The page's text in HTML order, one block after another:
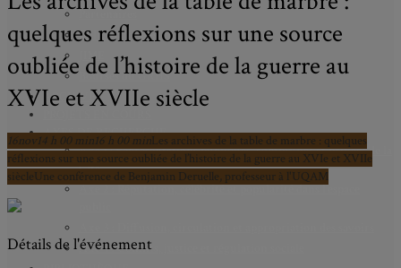
Partenaires
Bulletin trimestriel du GRHS
JIME
Bourses du GRHS
ARCHIVES
AXES DE RECHERCHE
Axe 1 : Représentations publiques, communes et privées de la
Cité
Axe 2 : Réputation, célébrité et popularité dans l’espace
Axe 4 : Conflits, justice et régulation sociale
quelques réflexions sur une source
oubliée de l’histoire de la guerre au
XVIe et XVIIe siècle
16nov 14 h 00 min16 h 00 minLes archives de la table de marbre : quelques
réflexions sur une source oubliée de l’histoire de la guerre au XVIe et XVIIe
siècleUne conférence de Benjamin Deruelle, professeur à l'UQAM
Détails de l'événement